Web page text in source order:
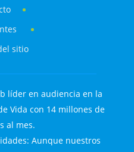
sitio
líder en audiencia en la
Vida con 14 millones de
al mes.
Aunque nuestros